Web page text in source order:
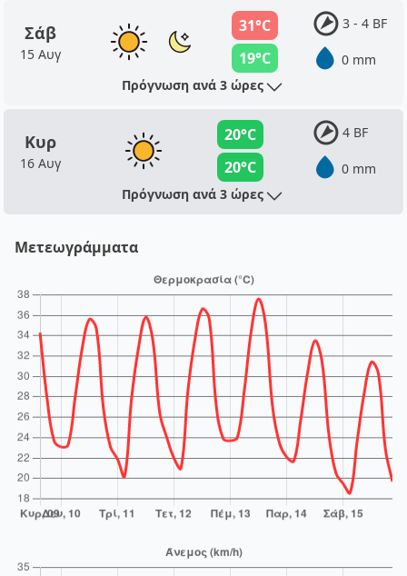
Σάβ
15 Αυγ
31°C
19°C
3 - 4 BF
0 mm
Πρόγνωση ανά 3 ώρες
Κυρ
16 Αυγ
20°C
20°C
4 BF
0 mm
Πρόγνωση ανά 3 ώρες
Μετεωγράμματα